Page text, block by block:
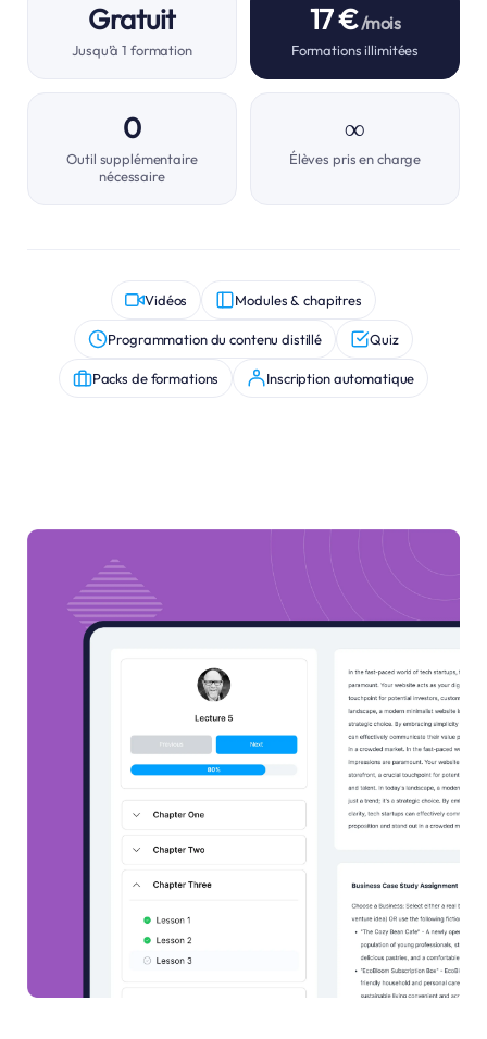
Gratuit
Jusqu’à 1 formation
17 €/mois
Formations illimitées
0
Outil supplémentaire
nécessaire
∞
Élèves pris en charge
Vidéos Modules & chapitres
Programmation du contenu distillé Quiz
Packs de formations Inscription automatique